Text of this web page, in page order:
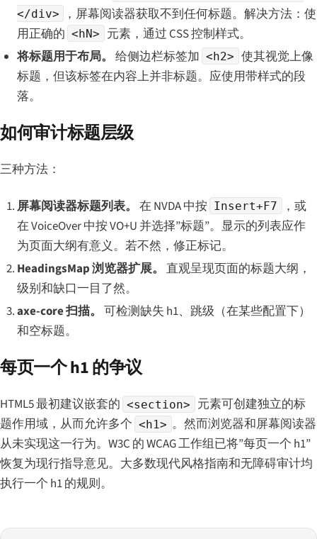
</div>
，屏幕阅读器获取不到任何标题。解决方法：使
用正确的 <hN>
元素，通过 CSS 控制样式。
将标题用于布局。 给侧边栏标签加 <h2> 使其视觉上像
标题，但该标签在内容上并非标题。应使用带样式的段
落。
如何审计标题层级
三种方法：
屏幕阅读器标题列表。 在 NVDA 中按 Insert+F7
，或
在 VoiceOver 中按 VO+U 并选择”标题”。显示的列表应作
为页面大纲有意义。若不然，修正标记。
HeadingsMap 浏览器扩展。 直观呈现页面的标题大纲，
级别和缺口一目了然。
axe-core 扫描。 可检测缺失 h1、跳级（在某些配置下）
和空标题。
每页一个 h1 的争议
HTML5 最初建议嵌套的 <section>
元素可创建独立的标
题作用域，从而允许多个 <h1> 。然而浏览器和屏幕阅读器
从未实现这一行为。W3C 的 WCAG 工作组已将”每页一个 h1”
恢复为现行指导意见。大多数现代风格指南和无障碍审计均
执行一个 h1 的规则。